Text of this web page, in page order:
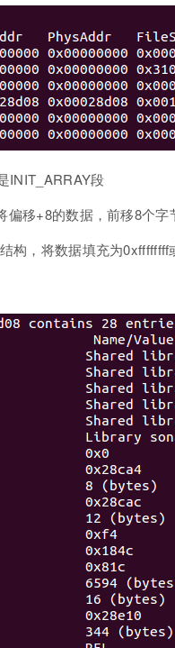
INIT_ARRAY段
偏移+8的数据，前移8个字
构，将数据填充为0xffffffff